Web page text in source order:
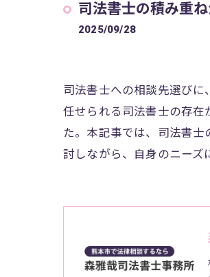
司法書士の積み重
2025/09/28
司法書士への相談先選び
任せられる司法書士の存在
た。本記事では、司法書
討しながら、自身のニーズ